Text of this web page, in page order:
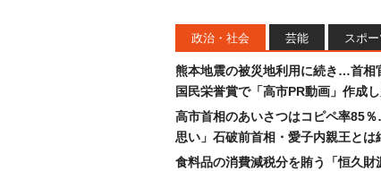
政治・社会 芸能 スポー
熊本地震の被災地利用に続き…首相
国民栄誉賞で「高市PR動画」作成
高市首相のあいさつはコピペ率85
思い」石破前首相・愛子内親王とは
食料品の消費減税分を賄う「恒久財